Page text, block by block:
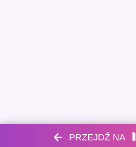
PRZEJDŹ NA